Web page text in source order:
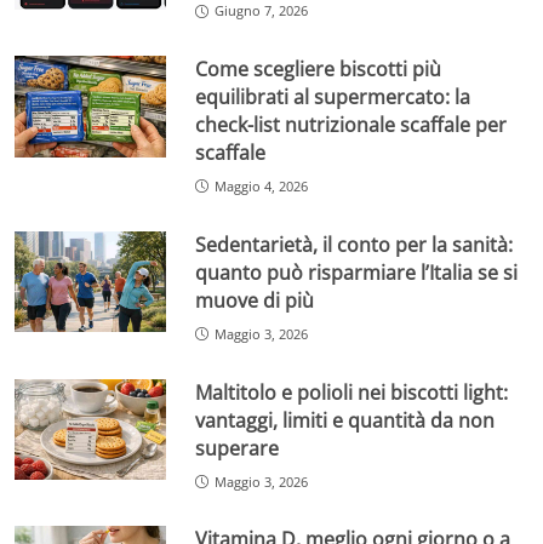
Giugno 7, 2026
Come scegliere biscotti più
equilibrati al supermercato: la
check-list nutrizionale scaffale per
scaffale
Maggio 4, 2026
Sedentarietà, il conto per la sanità:
quanto può risparmiare l’Italia se si
muove di più
Maggio 3, 2026
Maltitolo e polioli nei biscotti light:
vantaggi, limiti e quantità da non
superare
Maggio 3, 2026